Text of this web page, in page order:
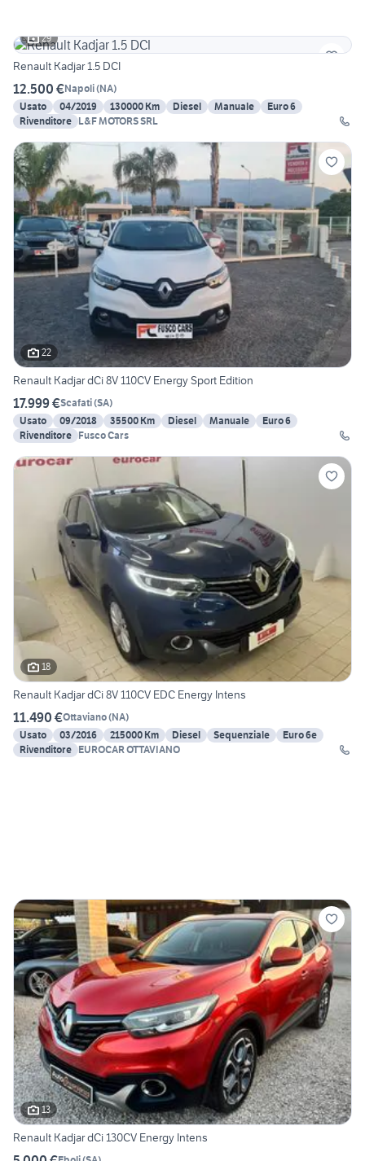
29
Renault Kadjar 1.5 DCI
12.500 €Napoli(NA)
Usato
04/2019 130000 Km Diesel Manuale
Euro 6
Rivenditore L&F MOTORS SRL
22
Renault Kadjar dCi 8V 110CV Energy Sport Edition
17.999 €Scafati(SA)
Usato
09/2018 35500 Km Diesel Manuale
Euro 6
Rivenditore Fusco Cars
18
Renault Kadjar dCi 8V 110CV EDC Energy Intens
11.490 €Ottaviano(NA)
Usato
03/2016 215000 Km Diesel Sequenziale
Euro 6e
Rivenditore EUROCAR OTTAVIANO
13
Renault Kadjar dCi 130CV Energy Intens